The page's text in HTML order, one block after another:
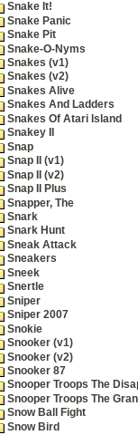
Snake It!
Snake Panic
Snake Pit
Snake-O-Nyms
Snakes (v1)
Snakes (v2)
Snakes Alive
Snakes And Ladders
Snakes Of Atari Island
Snakey II
Snap
Snap II (v1)
Snap II (v2)
Snap II Plus
Snapper, The
Snark
Snark Hunt
Sneak Attack
Sneakers
Sneek
Snertle
Sniper
Sniper 2007
Snokie
Snooker (v1)
Snooker (v2)
Snooker 87
Snooper Troops The
Snooper Troops The
Snow Ball Fight
Snow Bird